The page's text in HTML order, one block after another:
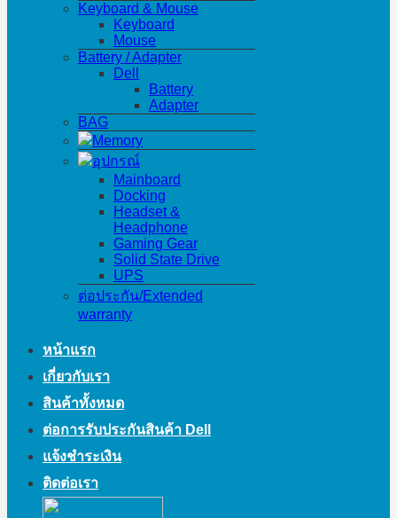
Keyboard & Mouse
Keyboard
Mouse
Battery / Adapter
Dell
Battery
Adapter
BAG
Memory
อุปกรณ์
Mainboard
Docking
Headset &
Headphone
Gaming Gear
Solid State Drive
UPS
ต่อประกัน/Extended
warranty
หน้าแรก
เกี่ยวกับเรา
สินค้าทั้งหมด
ต่อการรับประกันสินค้า Dell
แจ้งชำระเงิน
ติดต่อเรา